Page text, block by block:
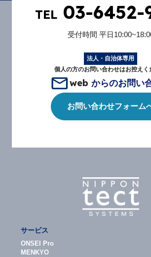
TEL 03-6452-
受付時間 平日
法人・自治体専用
個人の方のお問い合わせはお控えく
web からのお問い
お問い合わせフォーム
サービス
ONSEI Pro
MENKYO